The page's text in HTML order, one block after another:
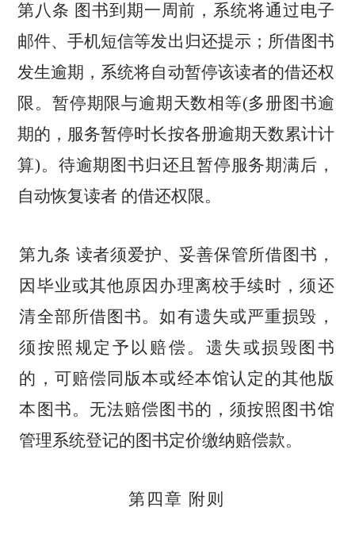
第八条 图书到期一周前，系统将通过电子
邮件、手机短信等发出归还提示；所借图书
发生逾期，系统将自动暂停该读者的借还权
限。暂停期限与逾期天数相等(多册图书逾
期的，服务暂停时长按各册逾期天数累计计
算)。待逾期图书归还且暂停服务期满后，
自动恢复读者 的借还权限。
第九条 读者须爱护、妥善保管所借图书，
因毕业或其他原因 办理离校手续时，须还
清全部所借图书。如有遗失或严重损毁，
须按照 规定 予以赔偿。遗失或损毁图书
的，可赔偿同版本或经本馆认定的其他版
本图书。无法赔偿图书的，须按照图书馆
管理系统登记的图书定价缴纳赔偿款。
第四章 附则